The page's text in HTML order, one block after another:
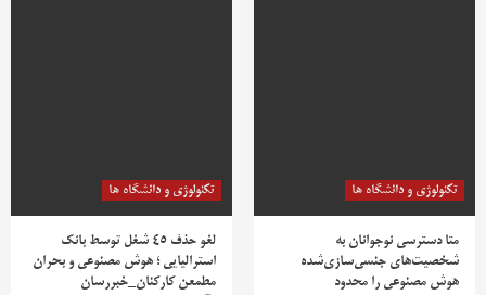
تکنولوژی و دانشگاه ها
متا دسترسی نوجوانان به
شخصیت‌های جنسی‌سازی‌شده
هوش مصنوعی را محدود
تکنولوژی و دانشگاه ها
لغو حذف ۴۵ شغل توسط بانک
استرالیایی ؛ هوش مصنوعی و بحران
مطمعن کارکنان_خبررسان